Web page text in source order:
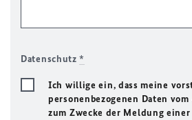
Datenschutz*
Ich willige ein, dass meine
personenbezogenen Daten
zum Zwecke der Meldung